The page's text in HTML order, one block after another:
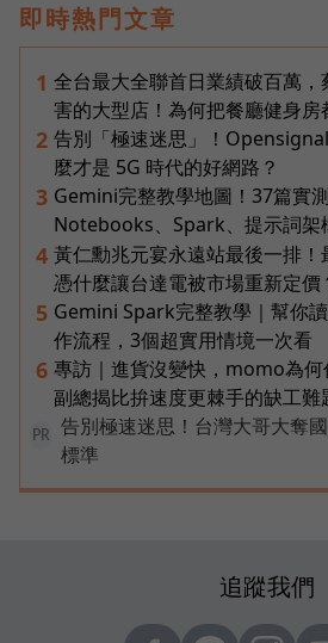
即時熱門文章
1 全台最大全聯首日業績破百萬
害的大型店！為何把餐廳健身房
2 告別「極速迷思」！
麼才是 5G 時代的好網路？
3 Gemini完整教學地圖！37篇實
Notebooks、Spark、提示詞架
4 黃仁勳兆元宴永遠站最後一排！
憑什麼讓台達電被市場重新定價
5 Gemini Spark完整教學｜幫你
作流程，3個超實用情境一次看
6 專訪｜進貨沒變快，momo為
副總揭比拚速度更棘手的缺工難
PR
告別極速迷思！台灣大哥大奪
標準
追蹤我們